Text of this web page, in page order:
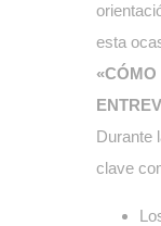
esta
«CÓMO
Durante
clave